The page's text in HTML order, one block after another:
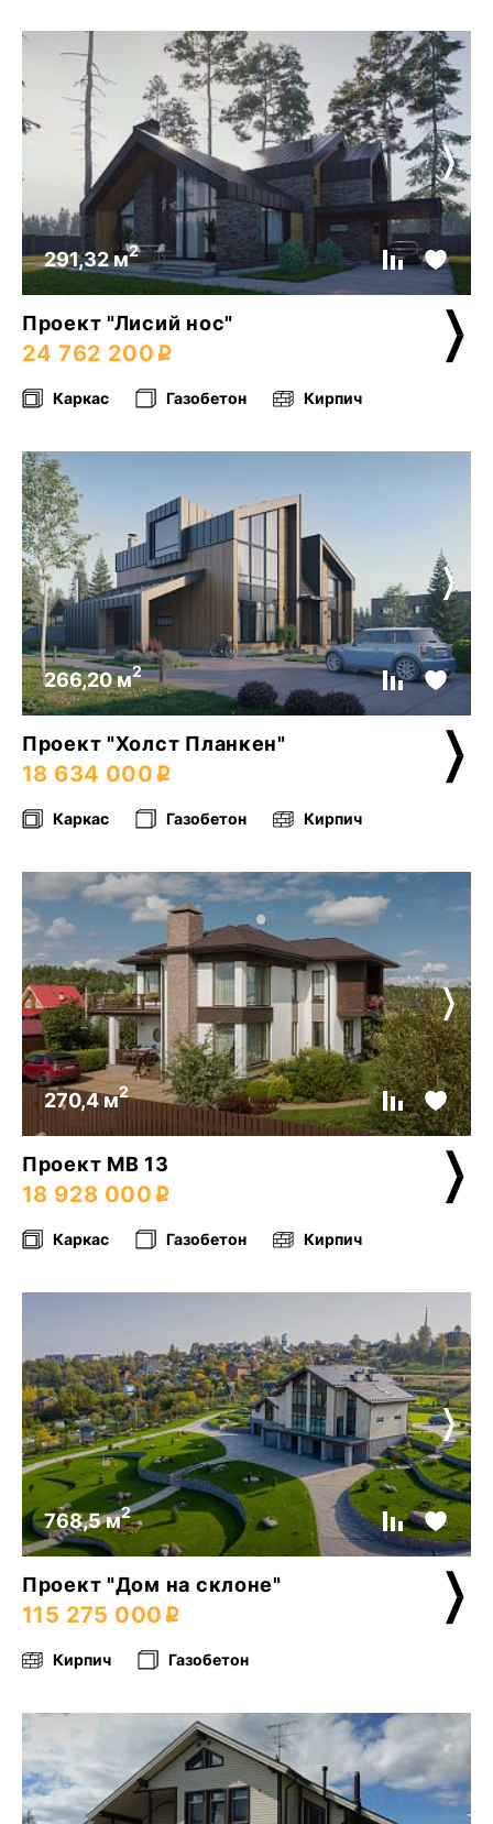
291,32 м2
Проект "Лисий нос"
24 762 200
Каркас Газобетон Кирпич
266,20 м2
Проект "Холст Планкен"
18 634 000
Каркас Газобетон Кирпич
270,4 м2
Проект МВ 13
18 928 000
Каркас Газобетон Кирпич
768,5 м2
Проект "Дом на склоне"
115 275 000
Кирпич Газобетон